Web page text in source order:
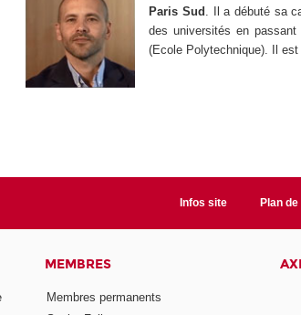
Paris Sud
. Il a débuté sa
des universités en
(Ecole Polytechnique). Il
Infos site Plan
MEMBRES
Membres permanents